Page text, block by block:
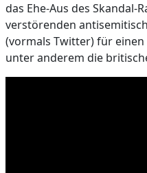
das Ehe-Aus des Skandal-
verstörenden
(vormals Twitter) für
unter anderem die